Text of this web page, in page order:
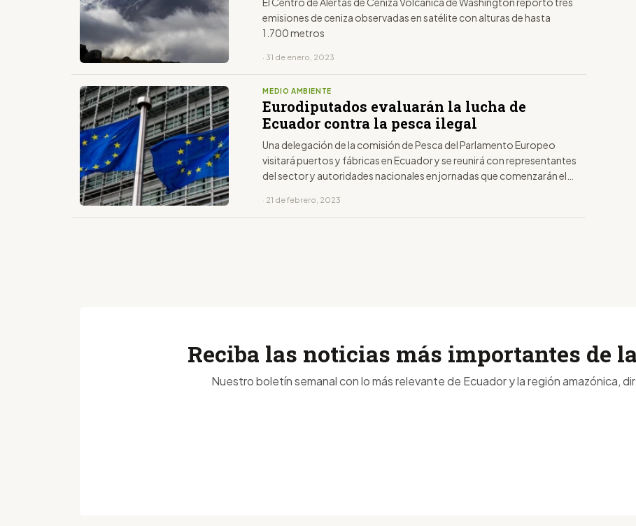
emisiones de ceniza observadas en satélite con alturas de hasta
1.700 metros
· 31 de enero, 2023
MEDIO AMBIENTE
Eurodiputados evaluarán la lucha de
Ecuador contra la pesca ilegal
Una delegación de la comisión de Pesca del Parlamento Europeo
visitará puertos y fábricas en Ecuador y se reunirá con representantes
del sector y autoridades nacionales en jornadas que comenzarán el
· 21 de febrero, 2023
Reciba las noticias más importantes de
Nuestro boletín semanal con lo más relevante de Ecuador y la región amazónica,